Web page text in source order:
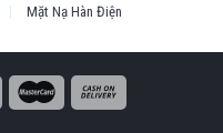
Mặt Nạ Hàn Điện